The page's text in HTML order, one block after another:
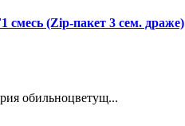
смесь (Zip-пакет 3 сем. драже)
обильноцветущ...